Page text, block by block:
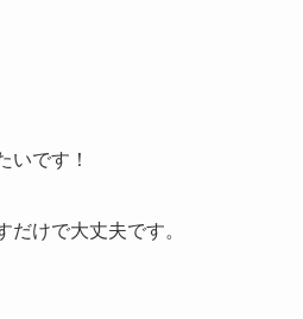
いです！
けで大丈夫です。